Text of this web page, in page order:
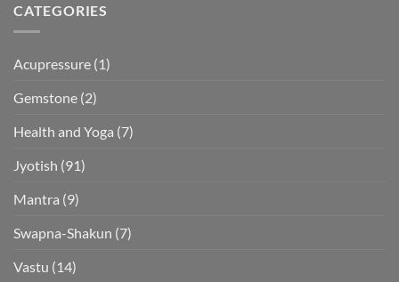
CATEGORIES
Acupressure (1)
Gemstone (2)
Health and Yoga (7)
Jyotish (91)
Mantra (9)
Swapna-Shakun (7)
Vastu (14)